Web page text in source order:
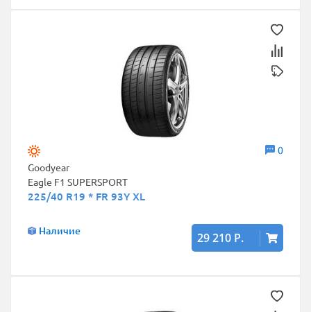
0
Goodyear
Eagle F1 SUPERSPORT
225/40 R19 * FR 93Y XL
Наличие 29 210 Р.